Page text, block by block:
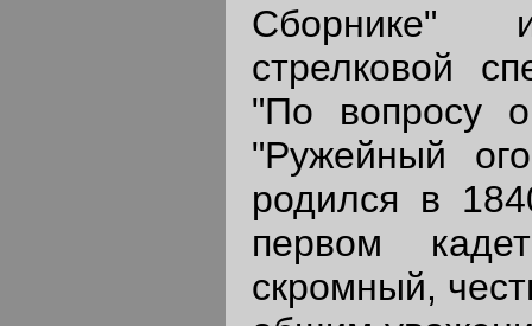
Сборнике"
стрелковой
"По вопросу
"Ружейный
родился в
первом
скромный,